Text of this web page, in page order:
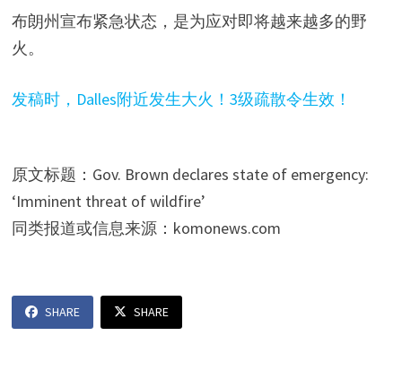
布朗州宣布紧急状态，是为应对即将越来越多的野
火。
发稿时，Dalles附近发生大火！3级疏散令生效！
原文标题：Gov. Brown declares state of emergency:
‘Imminent threat of wildfire’
同类报道或信息来源：komonews.com
SHARE SHARE